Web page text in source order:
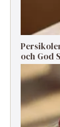
och God